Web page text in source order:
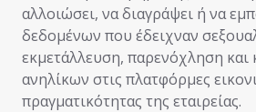
αλλοιώσει, να διαγράψει ή να
δεδομένων που έδειχναν
εκμετάλλευση, παρενόχληση και
ανηλίκων στις πλατφόρμες
πραγματικότητας της εταιρείας.